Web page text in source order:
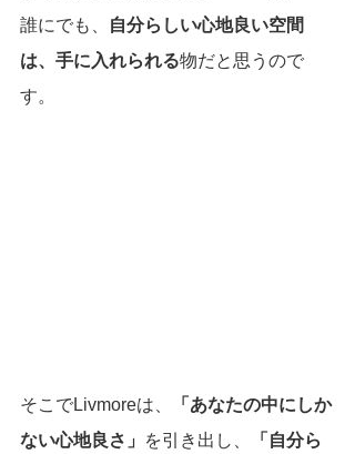
誰にでも、
自分らしい心地良い空間
は、手に入れられる物だと思うので
す。
そこでLivmoreは、
「あなたの中にしか
ない心地良さ」
を引き出し、
「自分ら